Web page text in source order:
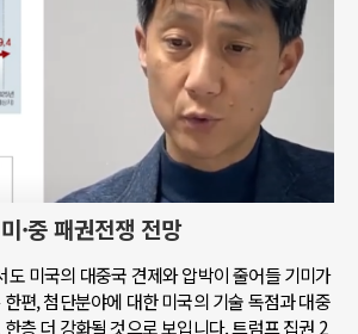
·중 패권전쟁 전망
도 미국의 대중국 견제와 압박이 줄어들 기미가
편, 첨단분야에 대한 미국의 기술 독점과 대중
층 더 강화될 것으로 보입니다. 트럼프 집권 2